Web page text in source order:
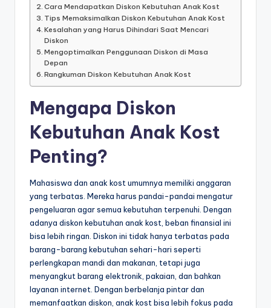
Cara Mendapatkan Diskon Kebutuhan Anak Kost
Tips Memaksimalkan Diskon Kebutuhan Anak Kost
Kesalahan yang Harus Dihindari Saat Mencari
Diskon
Mengoptimalkan Penggunaan Diskon di Masa
Depan
Rangkuman Diskon Kebutuhan Anak Kost
Mengapa Diskon
Kebutuhan Anak Kost
Penting?
Mahasiswa dan anak kost umumnya memiliki anggaran
yang terbatas. Mereka harus pandai-pandai mengatur
pengeluaran agar semua kebutuhan terpenuhi. Dengan
adanya diskon kebutuhan anak kost, beban finansial ini
bisa lebih ringan. Diskon ini tidak hanya terbatas pada
barang-barang kebutuhan sehari-hari seperti
perlengkapan mandi dan makanan, tetapi juga
menyangkut barang elektronik, pakaian, dan bahkan
layanan internet. Dengan berbelanja pintar dan
memanfaatkan diskon, anak kost bisa lebih fokus pada